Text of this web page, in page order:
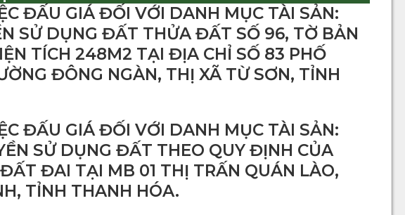
ĐẤU GIÁ ĐỐI VỚI DANH MỤC TÀI SẢN:
SỬ DỤNG ĐẤT THỬA ĐẤT SỐ 96, TỜ BẢN
TÍCH 248M2 TẠI ĐỊA CHỈ SỐ 83 PHỐ
ĐÔNG NGÀN, THỊ XÃ TỪ SƠN, TỈNH
ĐẤU GIÁ ĐỐI VỚI DANH MỤC TÀI SẢN:
SỬ DỤNG ĐẤT THEO QUY ĐỊNH CỦA
ĐAI TẠI MB 01 THỊ TRẤN QUÁN LÀO,
TỈNH THANH HÓA.